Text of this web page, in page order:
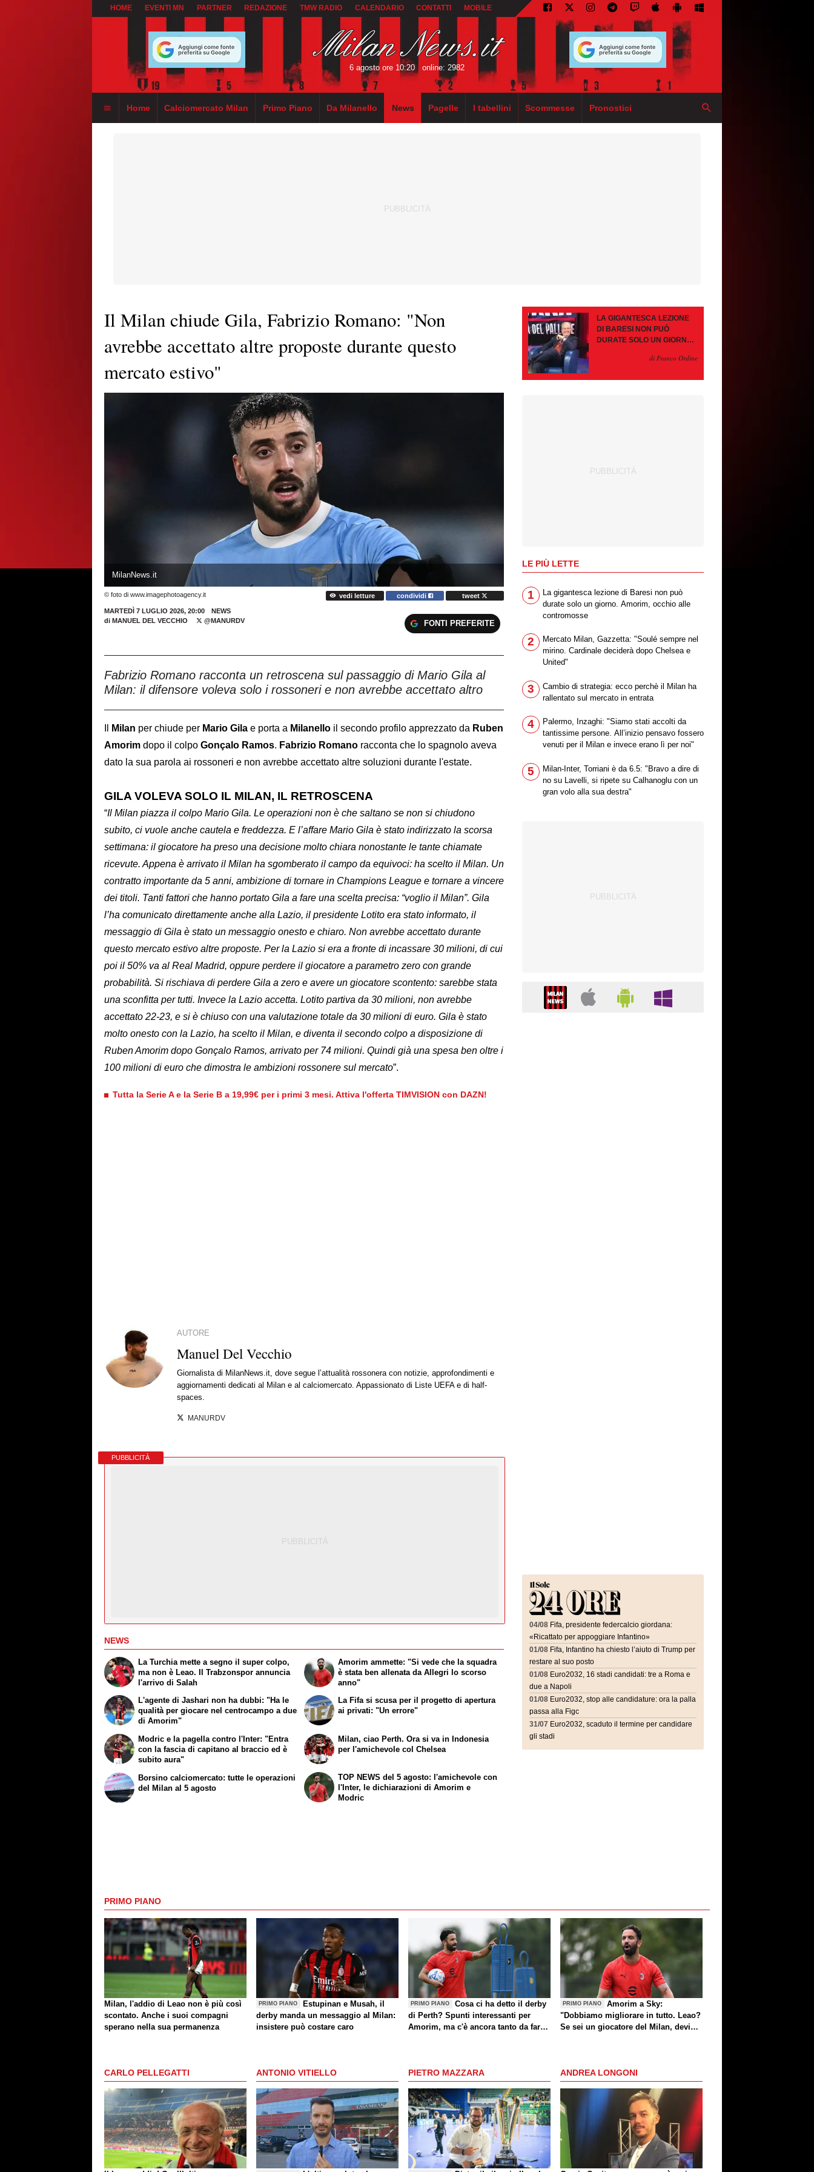
HOME EVENTI MN PARTNER REDAZIONE TMW RADIO CALENDARIO CONTATTI MOBILE
6 agosto ore 10:20 online: 2982
Home Calciomercato Milan Primo Piano Da Milanello News Pagelle I tabellini Scommesse Pronostici
Il Milan chiude Gila, Fabrizio Romano: "Non
avrebbe accettato altre proposte durante questo
mercato estivo"
MilanNews.it
© foto di www.imagephotoagency.it vedi letture condividi tweet
MARTEDÌ 7 LUGLIO 2026, 20:00
NEWS
di MANUEL DEL VECCHIO @MANURDV FONTI PREFERITE
Fabrizio Romano racconta un retroscena sul passaggio di Mario Gila al
Milan: il difensore voleva solo i rossoneri e non avrebbe accettato altro
Milan per chiude per Mario Gila e porta a Milanello il secondo profilo apprezzato da Ruben
Amorim dopo il colpo Gonçalo Ramos. Fabrizio Romano racconta che lo spagnolo aveva
dato la sua parola ai rossoneri e non avrebbe accettato altre soluzioni durante l'estate.
GILA VOLEVA SOLO IL MILAN, IL RETROSCENA
“Il Milan piazza il colpo Mario Gila. Le operazioni non è che saltano se non si chiudono
subito, ci vuole anche cautela e freddezza. E l’affare Mario Gila è stato indirizzato la scorsa
settimana: il giocatore ha preso una decisione molto chiara nonostante le tante chiamate
ricevute. Appena è arrivato il Milan ha sgomberato il campo da equivoci: ha scelto il Milan. Un
contratto importante da 5 anni, ambizione di tornare in Champions League e tornare a vincere
dei titoli. Tanti fattori che hanno portato Gila a fare una scelta precisa: “voglio il Milan”. Gila
l’ha comunicato direttamente anche alla Lazio, il presidente Lotito era stato informato, il
messaggio di Gila è stato un messaggio onesto e chiaro. Non avrebbe accettato durante
questo mercato estivo altre proposte. Per la Lazio si era a fronte di incassare 30 milioni, di cui
poi il 50% va al Real Madrid, oppure perdere il giocatore a parametro zero con grande
probabilità. Si rischiava di perdere Gila a zero e avere un giocatore scontento: sarebbe stata
una sconfitta per tutti. Invece la Lazio accetta. Lotito partiva da 30 milioni, non avrebbe
accettato 22-23, e si è chiuso con una valutazione totale da 30 milioni di euro. Gila è stato
molto onesto con la Lazio, ha scelto il Milan, e diventa il secondo colpo a disposizione di
Ruben Amorim dopo Gonçalo Ramos, arrivato per 74 milioni. Quindi già una spesa ben oltre i
100 milioni di euro che dimostra le ambizioni rossonere sul mercato”.
Tutta la Serie A e la Serie B a 19,99€ per i primi 3 mesi. Attiva l'offerta TIMVISION con DAZN!
AUTORE
Manuel Del Vecchio
Giornalista di MilanNews.it, dove segue l’attualità rossonera con notizie, approfondimenti e
aggiornamenti dedicati al Milan e al calciomercato. Appassionato di Liste UEFA e di half-
spaces.
MANURDV
PUBBLICITÀ
NEWS
La Turchia mette a segno il super colpo,
ma non è Leao. Il Trabzonspor annuncia
l'arrivo di Salah
L'agente di Jashari non ha dubbi: "Ha le
qualità per giocare nel centrocampo a due
di Amorim"
Amorim ammette: "Si vede che la squadra
è stata ben allenata da Allegri lo scorso
anno"
La Fifa si scusa per il progetto di apertura
ai privati: "Un errore"
Modric e la pagella contro l'Inter: "Entra
con la fascia di capitano al braccio ed è
subito aura"
Borsino calciomercato: tutte le operazioni
del Milan al 5 agosto
Milan, ciao Perth. Ora si va in Indonesia
per l'amichevole col Chelsea
TOP NEWS del 5 agosto: l'amichevole con
l'Inter, le dichiarazioni di Amorim e
Modric
LA GIGANTESCA LEZIONE
DI BARESI NON PUÒ
DURATE SOLO UN GIORNO.
CONTROMOSSEdi Franco Ordine
LE PIÙ LETTE
1
La gigantesca lezione di Baresi non può
durate solo un giorno. Amorim, occhio alle
contromosse
2
Mercato Milan, Gazzetta: "Soulé sempre nel
mirino. Cardinale deciderà dopo Chelsea e
United"
3
Cambio di strategia: ecco perchè il Milan ha
rallentato sul mercato in entrata
4
Palermo, Inzaghi: "Siamo stati accolti da
tantissime persone. All’inizio pensavo fossero
venuti per il Milan e invece erano lì per noi"
5
Milan-Inter, Torriani è da 6.5: "Bravo a dire di
no su Lavelli, si ripete su Calhanoglu con un
gran volo alla sua destra"
04/08 Fifa, presidente federcalcio giordana:
«Ricattato per appoggiare Infantino»
01/08 Fifa, Infantino ha chiesto l’aiuto di Trump per
restare al suo posto
01/08 Euro2032, 16 stadi candidati: tre a Roma e
due a Napoli
01/08 Euro2032, stop alle candidature: ora la palla
passa alla Figc
31/07 Euro2032, scaduto il termine per candidare
gli stadi
PRIMO PIANO
Milan, l'addio di Leao non è più così
scontato. Anche i suoi compagni
sperano nella sua permanenza
PRIMO PIANO
Estupinan e Musah, il
derby manda un messaggio al Milan:
insistere può costare caro
PRIMO PIANO
Cosa ci ha detto il derby
di Perth? Spunti interessanti per
Amorim, ma c'è ancora tanto da fare
PRIMO PIANO
Amorim a Sky:
"Dobbiamo migliorare in tutto. Leao?
Se sei un giocatore del Milan, devi
CARLO PELLEGATTI ANTONIO VITIELLO PIETRO MAZZARA ANDREA LONGONI